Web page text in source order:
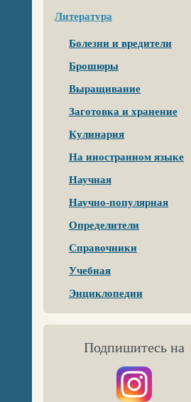
Литература
Болезни и вредители
Брошюры
Выращивание
Заготовка и хранение
Кулинария
На иностранном языке
Научная
Научно-популярная
Определители
Справочники
Учебная
Энциклопедии
Подпишитесь на